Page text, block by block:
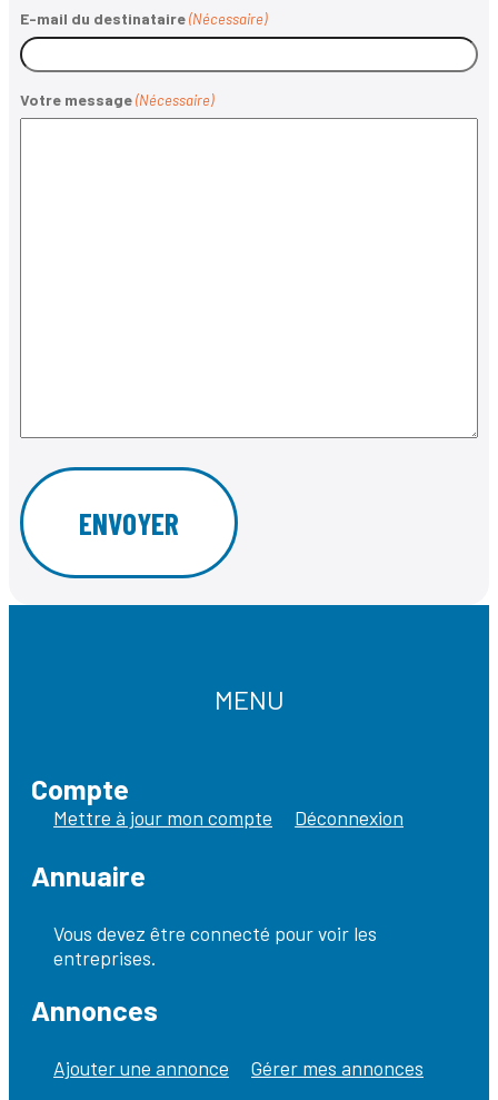
E-mail du destinataire (Nécessaire)
Votre message (Nécessaire)
MENU
Compte
Mettre à jour mon compte Déconnexion
Annuaire
Vous devez être connecté pour voir les
entreprises.
Annonces
Ajouter une annonce Gérer mes annonces